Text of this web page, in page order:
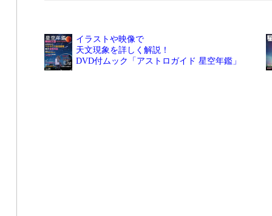
イラストや映像で
天文現象を詳しく解説！
DVD付ムック「アストロガイド 星空年鑑」